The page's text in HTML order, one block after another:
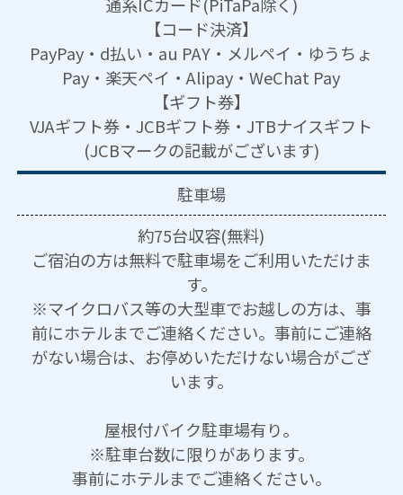
通系ICカード(PiTaPa除く)
【コード決済】
PayPay・d払い・au PAY・メルペイ・ゆうちょ
Pay・楽天ペイ・Alipay・WeChat Pay
【ギフト券】
VJAギフト券・JCBギフト券・JTBナイスギフト
(JCBマークの記載がございます)
駐車場
約75台収容(無料)
ご宿泊の方は無料で駐車場をご利用いただけま
す。
※マイクロバス等の大型車でお越しの方は、事
前にホテルまでご連絡ください。事前にご連絡
がない場合は、お停めいただけない場合がござ
います。
屋根付バイク駐車場有り。
※駐車台数に限りがあります。
事前にホテルまでご連絡ください。